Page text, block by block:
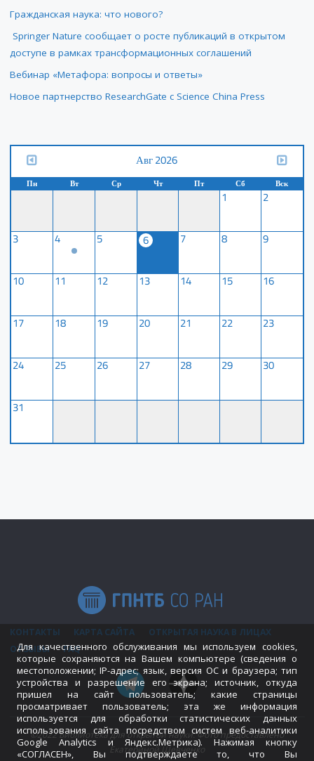
Гражданская наука: что нового?
Springer Nature сообщает о росте публикаций в открытом
доступе в рамках трансформационных соглашений
Вебинар «Метафора: вопросы и ответы»
Новое партнерство ResearchGate с Science China Press
Авг 2026
Пн Вт Ср Чт Пт Сб Вск
1 2
3 4 5 6 7 8 9
10 11 12 13 14 15 16
17 18 19 20 21 22 23
24 25 26 27 28 29 30
31
КОНТАКТЫ КАРТА САЙТА
ОТКРЫТАЯ НАУКА В ЛИЦАХ
ОТЗЫВЫ
FAQ
©2022 Библиотека для открытой науки. Фото предоставлено
Екатериной Шевченко
Для качественного обслуживания мы используем cookies,
которые сохраняются на Вашем компьютере (сведения о
местоположении; IP-адрес; язык, версия ОС и браузера; тип
устройства и разрешение его экрана; источник, откуда
пришел на сайт пользователь; какие страницы
просматривает пользователь; эта же информация
используется для обработки статистических данных
использования сайта посредством систем веб-аналитики
Google Analytics и Яндекс.Метрика). Нажимая кнопку
«СОГЛАСЕН», Вы подтверждаете то, что Вы